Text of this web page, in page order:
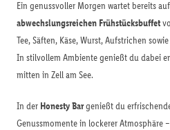
Ein genussvoller Morgen wartet bereits
abwechslungsreichen Frühstücksbuffet
Tee, Säften, Käse, Wurst, Aufstrichen
In stilvollem Ambiente genießt du dabei
mitten in Zell am See.
In der Honesty Bargenießt du
Genussmomente in lockerer Atmosphäre